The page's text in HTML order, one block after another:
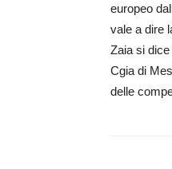
europeo
vale a dire
Zaia si
Cgia di
delle